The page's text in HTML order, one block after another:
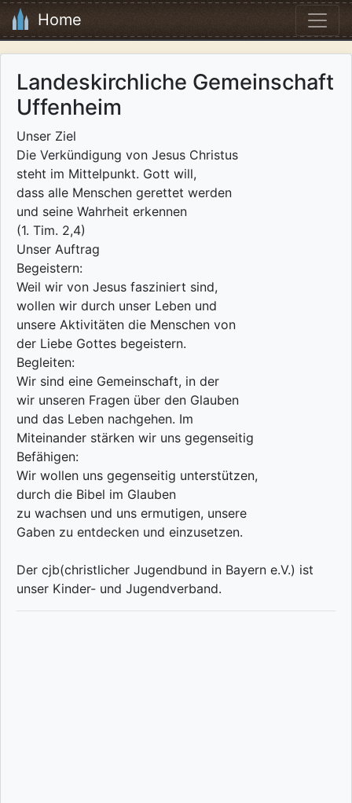
Home
Landeskirchliche Gemeinschaft
Uffenheim
Unser Ziel
Die Verkündigung von Jesus Christus
steht im Mittelpunkt. Gott will,
dass alle Menschen gerettet werden
und seine Wahrheit erkennen
(1. Tim. 2,4)
Unser Auftrag
Begeistern:
Weil wir von Jesus fasziniert sind,
wollen wir durch unser Leben und
unsere Aktivitäten die Menschen von
der Liebe Gottes begeistern.
Begleiten:
Wir sind eine Gemeinschaft, in der
wir unseren Fragen über den Glauben
und das Leben nachgehen. Im
Miteinander stärken wir uns gegenseitig
Befähigen:
Wir wollen uns gegenseitig unterstützen,
durch die Bibel im Glauben
zu wachsen und uns ermutigen, unsere
Gaben zu entdecken und einzusetzen.
Der cjb(christlicher Jugendbund in Bayern e.V.) ist
unser Kinder- und Jugendverband.